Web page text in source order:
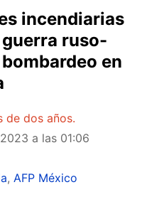
incendiarias
ruso-
en
de dos años.
a las 01:06
, AFP México